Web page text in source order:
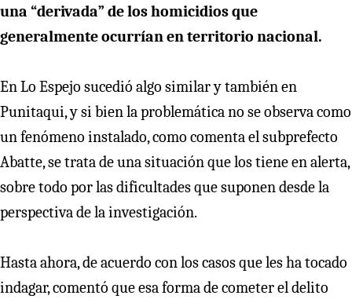
una “derivada” de los homicidios que
generalmente ocurrían en territorio nacional.
En Lo Espejo sucedió algo similar y también en
Punitaqui, y si bien la problemática no se observa como
un fenómeno instalado, como comenta el subprefecto
Abatte, se trata de una situación que los tiene en alerta,
sobre todo por las dificultades que suponen desde la
perspectiva de la investigación.
Hasta ahora, de acuerdo con los casos que les ha tocado
indagar, comentó que esa forma de cometer el delito